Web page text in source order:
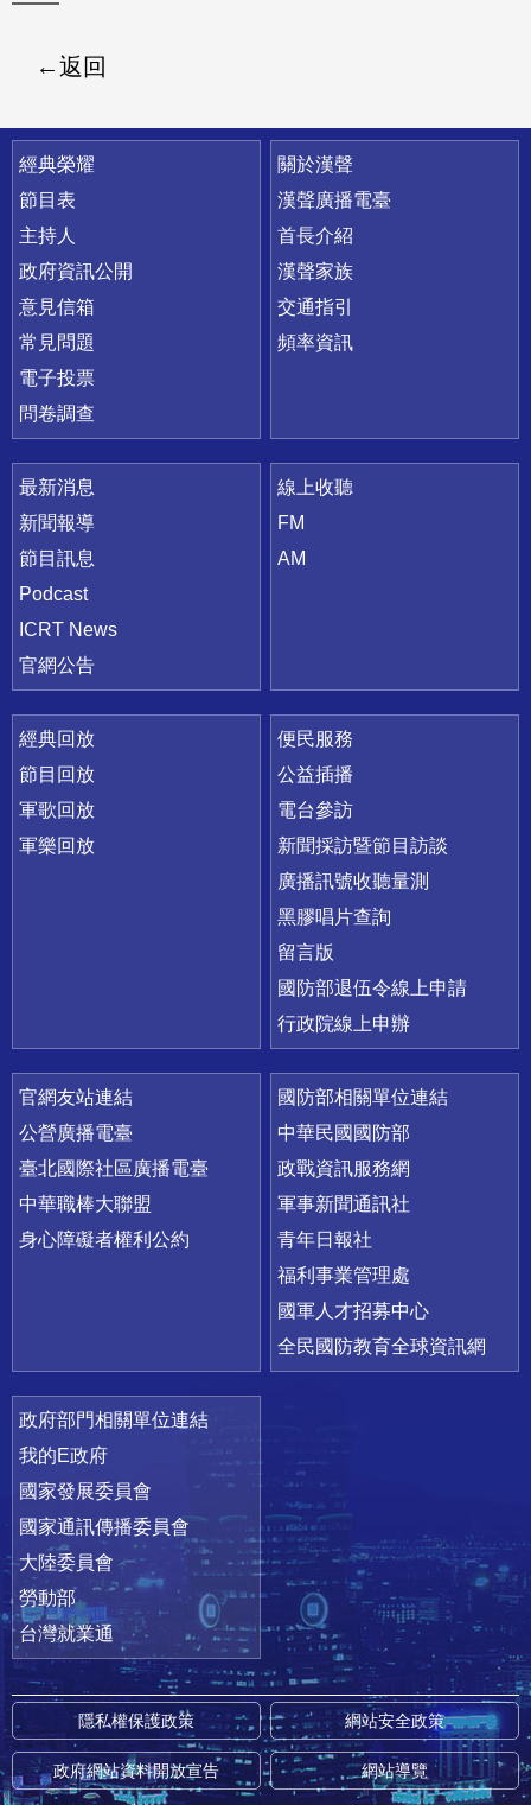
返回
快速連結
經典榮耀
節目表
主持人
政府資訊公開
意見信箱
常見問題
電子投票
問卷調查
關於漢聲
漢聲廣播電臺
首長介紹
漢聲家族
交通指引
頻率資訊
最新消息
新聞報導
節目訊息
Podcast
ICRT News
官網公告
線上收聽
FM
AM
經典回放
節目回放
軍歌回放
軍樂回放
便民服務
公益插播
電台參訪
新聞採訪暨節目訪談
廣播訊號收聽量測
黑膠唱片查詢
留言版
國防部退伍令線上申請
行政院線上申辦
官網友站連結
公營廣播電臺
臺北國際社區廣播電臺
中華職棒大聯盟
身心障礙者權利公約
國防部相關單位連結
中華民國國防部
政戰資訊服務網
軍事新聞通訊社
青年日報社
福利事業管理處
國軍人才招募中心
全民國防教育全球資訊網
政府部門相關單位連結
我的E政府
國家發展委員會
國家通訊傳播委員會
大陸委員會
勞動部
台灣就業通
隱私權保護政策 網站安全政策
政府網站資料開放宣告 網站導覽